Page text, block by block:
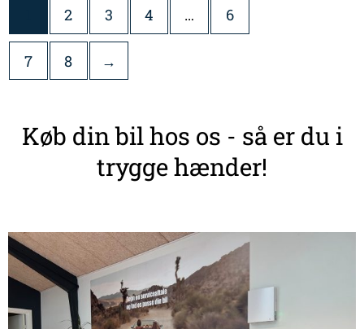
2 3 4 … 6
7 8 →
Køb din bil hos os - så er du i
trygge hænder!